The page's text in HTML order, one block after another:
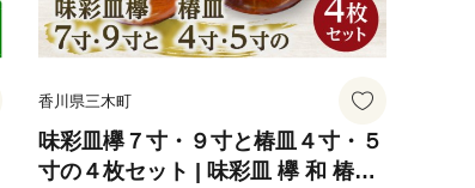
香川県三木町
味彩皿欅７寸・９寸と椿皿４寸・５
寸の４枚セット | 味彩皿 欅 和 椿皿